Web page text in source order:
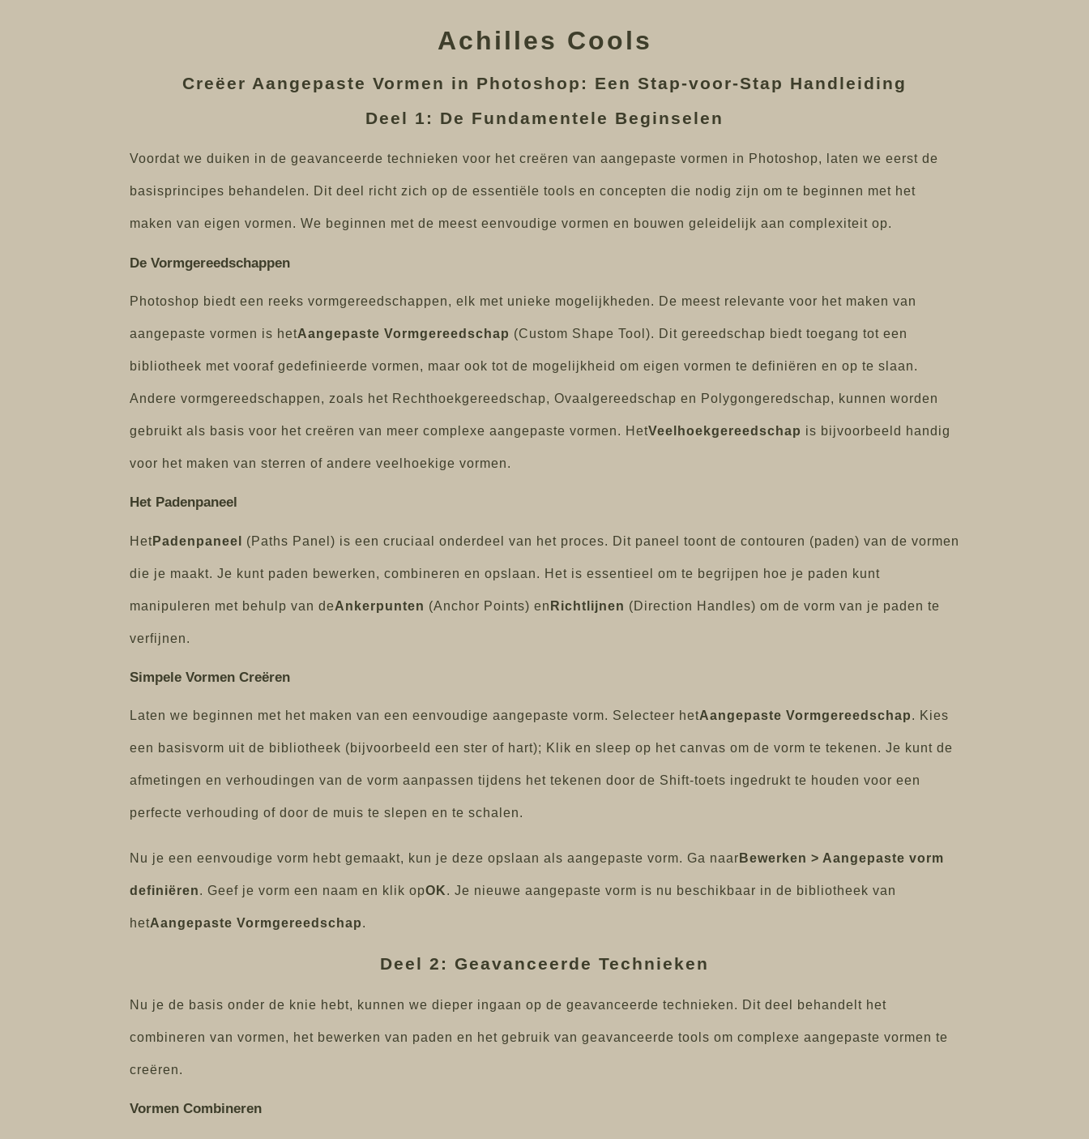
Achilles Cools
Creëer Aangepaste Vormen in Photoshop: Een Stap-voor-Stap Handleiding
Deel 1: De Fundamentele Beginselen
Voordat we duiken in de geavanceerde technieken voor het creëren van aangepaste vormen in Photoshop, laten we eerst de
basisprincipes behandelen. Dit deel richt zich op de essentiële tools en concepten die nodig zijn om te beginnen met het
maken van eigen vormen. We beginnen met de meest eenvoudige vormen en bouwen geleidelijk aan complexiteit op.
De Vormgereedschappen
Photoshop biedt een reeks vormgereedschappen, elk met unieke mogelijkheden. De meest relevante voor het maken van
aangepaste vormen is hetAangepaste Vormgereedschap (Custom Shape Tool). Dit gereedschap biedt toegang tot een
bibliotheek met vooraf gedefinieerde vormen, maar ook tot de mogelijkheid om eigen vormen te definiëren en op te slaan.
Andere vormgereedschappen, zoals het Rechthoekgereedschap, Ovaalgereedschap en Polygongeredschap, kunnen worden
gebruikt als basis voor het creëren van meer complexe aangepaste vormen. HetVeelhoekgereedschap is bijvoorbeeld handig
voor het maken van sterren of andere veelhoekige vormen.
Het Padenpaneel
HetPadenpaneel (Paths Panel) is een cruciaal onderdeel van het proces. Dit paneel toont de contouren (paden) van de vormen
die je maakt. Je kunt paden bewerken, combineren en opslaan. Het is essentieel om te begrijpen hoe je paden kunt
manipuleren met behulp van deAnkerpunten (Anchor Points) en Richtlijnen (Direction Handles) om de vorm van je paden te
verfijnen.
Simpele Vormen Creëren
Laten we beginnen met het maken van een eenvoudige aangepaste vorm. Selecteer hetAangepaste Vormgereedschap. Kies
een basisvorm uit de bibliotheek (bijvoorbeeld een ster of hart); Klik en sleep op het canvas om de vorm te tekenen. Je kunt de
afmetingen en verhoudingen van de vorm aanpassen tijdens het tekenen door de Shift-toets ingedrukt te houden voor een
perfecte verhouding of door de muis te slepen en te schalen.
Nu je een eenvoudige vorm hebt gemaakt, kun je deze opslaan als aangepaste vorm. Ga naar Bewerken > Aangepaste vorm
definiëren. Geef je vorm een naam en klik opOK. Je nieuwe aangepaste vorm is nu beschikbaar in de bibliotheek van
hetAangepaste Vormgereedschap.
Deel 2: Geavanceerde Technieken
Nu je de basis onder de knie hebt, kunnen we dieper ingaan op de geavanceerde technieken. Dit deel behandelt het
combineren van vormen, het bewerken van paden en het gebruik van geavanceerde tools om complexe aangepaste vormen te
creëren.
Vormen Combineren